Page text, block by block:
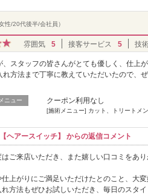
女性/20代後半/会社員）
雰囲気 5 接客サービス 5 技
スタッフの皆さんがとても優しく、仕上
方法まで丁寧に教えていただいたので、
ニュー クーポン利用なし
[施術メニュー] カット、トリートメ
アースイッチ】 からの返信コメント
ご来店いただき、また嬉しい口コミをあ
上がりにご満足いただけたとのこと、大変
れ方法もぜひお試しいただき、毎日のスタ